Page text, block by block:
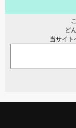
ど
当サイト